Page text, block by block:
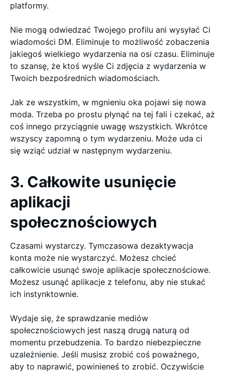
platformy.
Nie mogą odwiedzać Twojego profilu ani wysyłać Ci
wiadomości DM. Eliminuje to możliwość zobaczenia
jakiegoś wielkiego wydarzenia na osi czasu. Eliminuje
to szansę, że ktoś wyśle Ci zdjęcia z wydarzenia w
Twoich bezpośrednich wiadomościach.
Jak ze wszystkim, w mgnieniu oka pojawi się nowa
moda. Trzeba po prostu płynąć na tej fali i czekać, aż
coś innego przyciągnie uwagę wszystkich. Wkrótce
wszyscy zapomną o tym wydarzeniu. Może uda ci
się wziąć udział w następnym wydarzeniu.
3. Całkowite usunięcie
aplikacji
społecznościowych
Czasami wystarczy. Tymczasowa dezaktywacja
konta może nie wystarczyć. Możesz chcieć
całkowicie usunąć swoje aplikacje społecznościowe.
Możesz usunąć aplikacje z telefonu, aby nie stukać
ich instynktownie.
Wydaje się, że sprawdzanie mediów
społecznościowych jest naszą drugą naturą od
momentu przebudzenia. To bardzo niebezpieczne
uzależnienie. Jeśli musisz zrobić coś poważnego,
aby to naprawić, powinieneś to zrobić. Oczywiście